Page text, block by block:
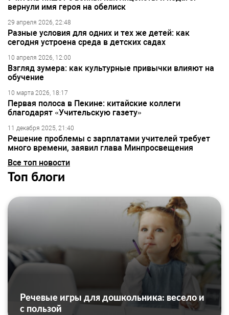
вернули имя героя на обелиск
29 апреля 2026, 22:48
Разные условия для одних и тех же детей: как
сегодня устроена среда в детских садах
10 апреля 2026, 12:00
Взгляд зумера: как культурные привычки влияют на
обучение
10 марта 2026, 18:17
Первая полоса в Пекине: китайские коллеги
благодарят «Учительскую газету»
11 декабря 2025, 21:40
Решение проблемы с зарплатами учителей требует
много времени, заявил глава Минпросвещения
Все топ новости
Топ блоги
Речевые игры для дошкольника: весело и
с пользой